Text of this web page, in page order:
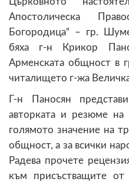
Апостолическа
Богородица“ – гр.
бяха г-н Крикор
Арменската общност в
читалището г-жа
Г-н Паносян
авторката и резюме на
голямото значение на
общност, а за всички
Радева прочете
към присъстващите от